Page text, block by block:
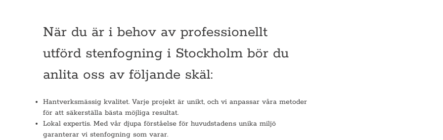
När du är i behov av professionellt
utförd stenfogning i Stockholm bör du
anlita oss av följande skäl:
Hantverksmässig kvalitet. Varje projekt är unikt, och vi anpassar våra metoder
för att säkerställa bästa möjliga resultat.
Lokal expertis. Med vår djupa förståelse för huvudstadens unika miljö
garanterar vi stenfogning som varar.